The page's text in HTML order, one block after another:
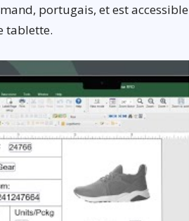
portugais, et est accessible
tablette.